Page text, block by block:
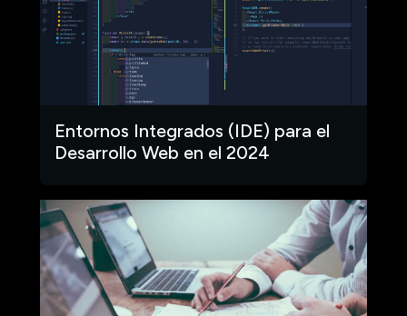
Entornos Integrados (IDE) para el
Desarrollo Web en el 2024